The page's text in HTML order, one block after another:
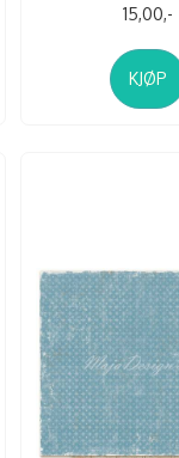
15,00,-
KJØP